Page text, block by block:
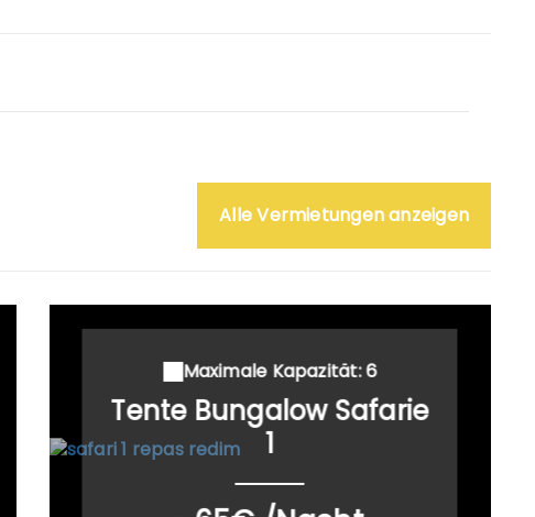
Alle Vermietungen anzeigen
Maximale Kapazität: 6
Tente Bungalow Safarie
1